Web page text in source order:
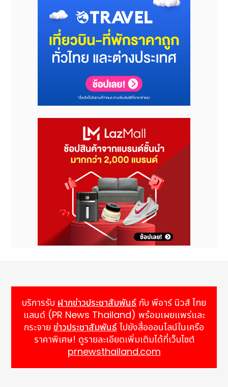
บริการรับ ฝากข่าวประชาสัมพันธ์ กับ พีอาร์ นิวส์ ไทย
แลนด์ (PR News Thailand) พร้อมเผยแพร่และ
กระจาย ข่าวประชาสัมพันธ์ ไปยังสื่อออนไลน์ในเครือ
ราคาพิเศษ! ดูรายละเอียดเพิ่มเติมได้ที่เว็บไซต์
prnewsthailand.com